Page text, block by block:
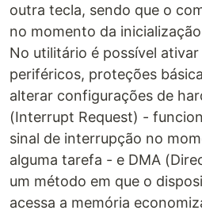
outra tecla, sendo que o
no momento da
No utilitário é possível
periféricos, proteções
alterar configurações de
(Interrupt Request) -
sinal de interrupção no
alguma tarefa - e DMA
um método em que o
acessa a memória